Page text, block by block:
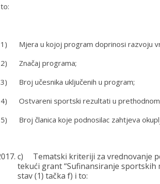
to:
1) Mjera u kojoj program doprinosi razvoju
2) Značaj programa;
3) Broj učesnika uključenih u program;
4) Ostvareni sportski rezultati u prethodnom
5) Broj članica koje podnosilac zahtjeva
c) Tematski kriteriji za vrednovanje
tekući grant “Sufinansiranje sportskih
stav (1) tačka f) i to: